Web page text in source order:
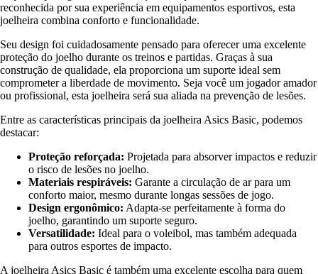
reconhecida por sua experiência em equipamentos esportivos, esta
joelheira combina conforto e funcionalidade.
Seu design foi cuidadosamente pensado para oferecer uma excelente
proteção do joelho durante os treinos e partidas. Graças à sua
construção de qualidade, ela proporciona um suporte ideal sem
comprometer a liberdade de movimento. Seja você um jogador amador
ou profissional, esta joelheira será sua aliada na prevenção de lesões.
Entre as características principais da joelheira Asics Basic, podemos
destacar:
Proteção reforçada: Projetada para absorver impactos e reduzir
o risco de lesões no joelho.
Materiais respiráveis: Garante a circulação de ar para um
conforto maior, mesmo durante longas sessões de jogo.
Design ergonômico: Adapta-se perfeitamente à forma do
joelho, garantindo um suporte seguro.
Versatilidade: Ideal para o voleibol, mas também adequada
para outros esportes de impacto.
A joelheira Asics Basic é também uma excelente escolha para quem